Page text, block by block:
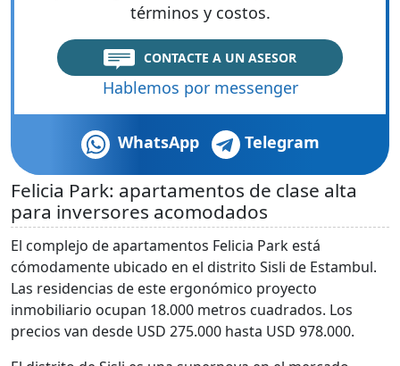
términos y costos.
CONTACTE A UN ASESOR
Hablemos por messenger
WhatsApp Telegram
Felicia Park: apartamentos de clase alta
para inversores acomodados
El complejo de apartamentos Felicia Park está
cómodamente ubicado en el distrito Sisli de Estambul.
Las residencias de este ergonómico proyecto
inmobiliario ocupan 18.000 metros cuadrados. Los
precios van desde USD 275.000 hasta USD 978.000.